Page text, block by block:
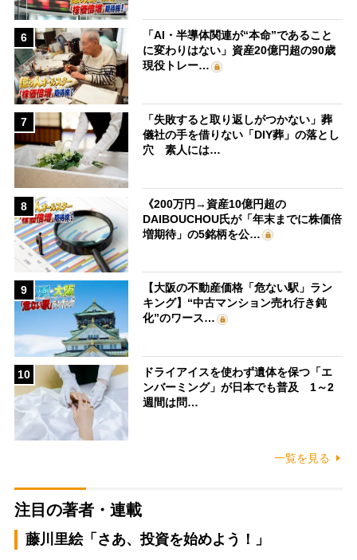
6
「AI・半導体関連が“本命”であること
に変わりはない」資産20億円超の90歳
現役トレー…
7
「失敗すると取り返しがつかない」葬
儀社の手を借りない「DIY葬」の落とし
穴 素人には…
8
《200万円→資産10億円超の
DAIBOUCHOU氏が「年末までに株価倍
増期待」の5銘柄を公…
9
【大阪の不動産価格「危ない駅」ラン
キング】“中古マンション売れ行き鈍
化”のワース…
10
ドライアイスを使わず遺体を保つ「エ
ンバーミング」が日本でも普及 1～2
週間は問…
一覧を見る
注目の著者・連載
藤川里絵「さあ、投資を始めよう！」